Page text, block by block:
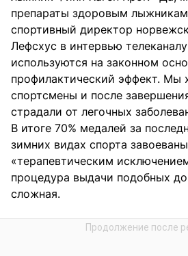
препараты здоровым
спортивный директор
Лефсхус в интервью
используются на законном
профилактический эффект. Мы
спортсмены и после
страдали от легочных
В итоге 70% медалей за
зимних видах спорта
«терапевтическим
процедура выдачи подобных
сложная.